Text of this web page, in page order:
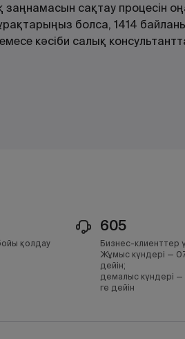
заңнамасын сақтау процесін
болса, 1414
кәсіби салық
қолдау
605
Бизнес-клиенттер
Жұмыс күндері —
дейін;
демалыс күндері
ге дейін